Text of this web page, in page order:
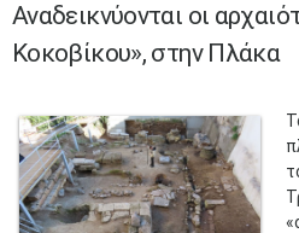
Αναδεικνύονται οι
Κοκοβίκου», στην Πλάκα